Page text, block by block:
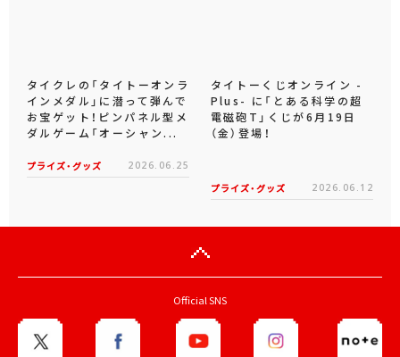
タイクレの「タイトーオンラ
インメダル」に潜って弾んで
お宝ゲット！ピンパネル型メ
ダルゲーム「オーシャン...
プライズ・グッズ 2026.06.25
タイトーくじオンライン -
Plus- に「とある科学の超
電磁砲T」くじが6月19日
（金）登場！
プライズ・グッズ 2026.06.12
Official SNS